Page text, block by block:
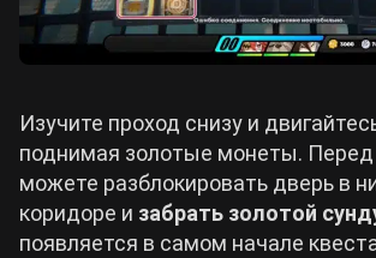
Изучите проход снизу и
поднимая золотые монеты.
можете разблокировать дверь в
коридоре и забрать золотой
появляется в самом начале